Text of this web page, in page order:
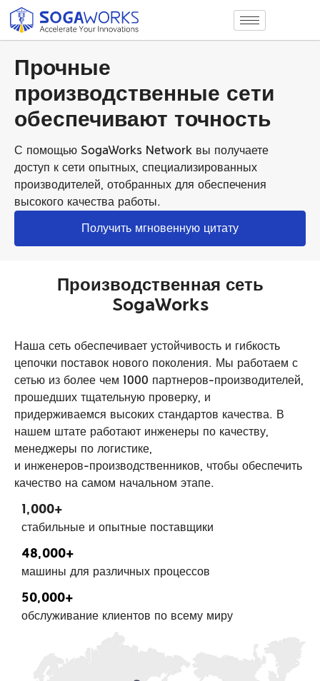
Прочные
производственные сети
обеспечивают точность
С помощью SogaWorks Network вы получаете
доступ к сети опытных, специализированных
производителей, отобранных для обеспечения
высокого качества работы.
Получить мгновенную цитату
Производственная сеть
SogaWorks
Наша сеть обеспечивает устойчивость и гибкость
цепочки поставок нового поколения. Мы работаем с
сетью из более чем 1000 партнеров-производителей,
прошедших тщательную проверку, и
придерживаемся высоких стандартов качества. В
нашем штате работают инженеры по качеству,
менеджеры по логистике,
и инженеров-производственников, чтобы обеспечить
качество на самом начальном этапе.
стабильные и опытные поставщики
1,000+
машины для различных процессов
48,000+
обслуживание клиентов по всему миру
50,000+